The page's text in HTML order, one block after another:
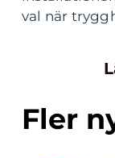
val när
Fler